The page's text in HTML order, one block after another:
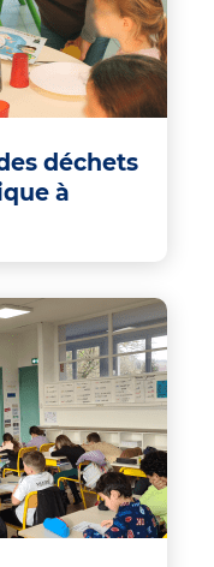
déchets
à